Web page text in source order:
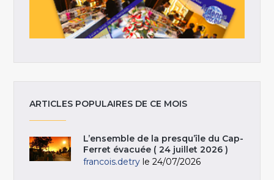
ARTICLES POPULAIRES DE CE MOIS
L’ensemble de la presqu’île du Cap-
Ferret évacuée ( 24 juillet 2026 )
francois.detry le 24/07/2026